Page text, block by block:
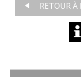
RETOUR À